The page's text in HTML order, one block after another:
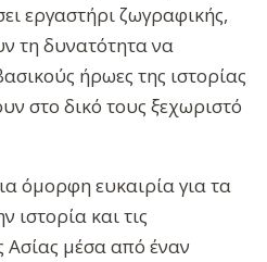
εργαστήρι ζωγραφικής,
τη δυνατότητα να
ήρωες της ιστορίας
στο δικό τους ξεχωριστό
όμορφη ευκαιρία για τα
ιστορία και τις
μέσα από έναν